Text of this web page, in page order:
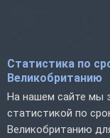
Статистика по
Великобританию
На нашем сайте мы
статистикой по
Великобританию